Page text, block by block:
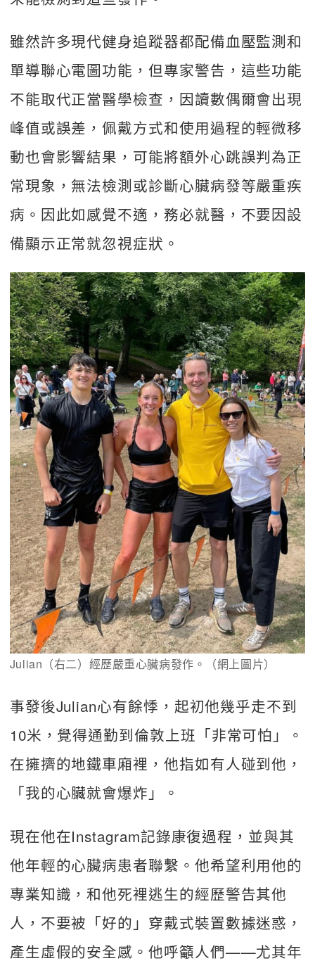
雖然許多現代健身追蹤器都配備血壓監測和
單導聯心電圖功能，但專家警告，這些功能
不能取代正當醫學檢查，因讀數偶爾會出現
峰值或誤差，佩戴方式和使用過程的輕微移
動也會影響結果，可能將額外心跳誤判為正
常現象，無法檢測或診斷心臟病發等嚴重疾
病。因此如感覺不適，務必就醫，不要因設
備顯示正常就忽視症狀。
Julian（右二）經歷嚴重心臟病發作。（網上圖片）
事發後Julian心有餘悸，起初他幾乎走不到
10米，覺得通勤到倫敦上班「非常可怕」。
在擁擠的地鐵車廂裡，他指如有人碰到他，
「我的心臟就會爆炸」。
現在他在Instagram記錄康復過程，並與其
他年輕的心臟病患者聯繫。他希望利用他的
專業知識，和他死裡逃生的經歷警告其他
人，不要被「好的」穿戴式裝置數據迷惑，
產生虛假的安全感。他呼籲人們——尤其年